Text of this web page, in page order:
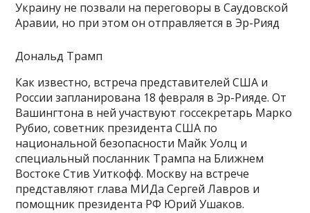
Дональд Трамп
Как известно, встреча представителей США и
России запланирована 18 февраля в Эр-Рияде. От
Вашингтона в ней участвуют госсекретарь Марко
Рубио, советник президента США по
национальной безопасности Майк Уолц и
специальный посланник Трампа на Ближнем
Востоке Стив Уиткофф. Москву на встрече
представляют глава МИДа Сергей Лавров и
помощник президента РФ Юрий Ушаков.